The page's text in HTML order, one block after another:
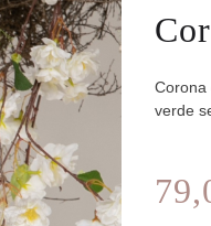
Corona
verde